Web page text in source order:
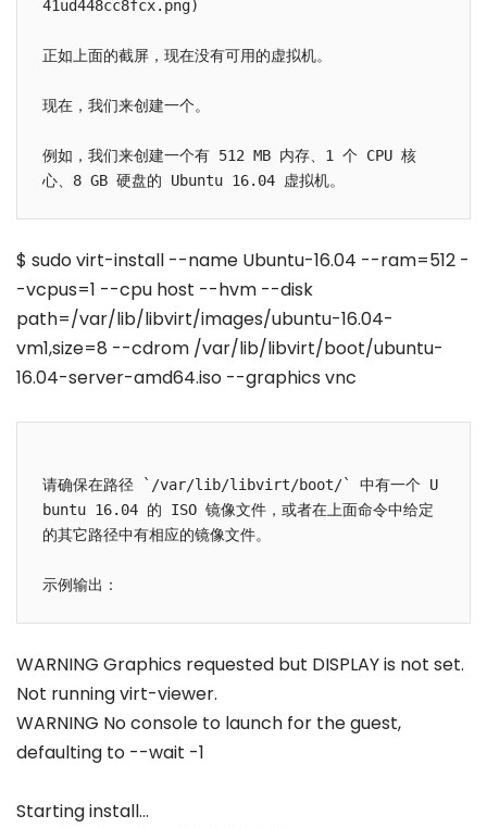
41ud448cc8fcx.png)
正如上面的截屏，现在没有可用的虚拟机。
现在，我们来创建一个。
例如，我们来创建一个有 512 MB 内存、1 个 CPU 核
$ sudo virt-install --name Ubuntu-16.04 --ram=512 -
-vcpus=1 --cpu host --hvm --disk
path=/var/lib/libvirt/images/ubuntu-16.04-
vm1,size=8 --cdrom /var/lib/libvirt/boot/ubuntu-
16.04-server-amd64.iso --graphics vnc
请确保在路径 `/var/lib/libvirt/boot/` 中有一个 U
buntu 16.04 的 ISO 镜像文件，或者在上面命令中给定
的其它路径中有相应的镜像文件。
WARNING Graphics requested but DISPLAY is not set.
Not running virt-viewer.
WARNING No console to launch for the guest,
defaulting to --wait -1
Starting install...